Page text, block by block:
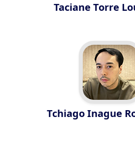
Taciane Torre
Tchiago Inague